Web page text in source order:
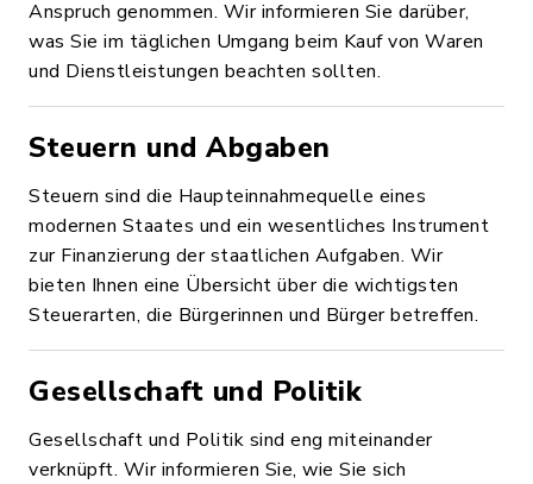
Anspruch genommen. Wir informieren Sie darüber,
was Sie im täglichen Umgang beim Kauf von Waren
und Dienstleistungen beachten sollten.
Steuern und Abgaben
Steuern sind die Haupteinnahmequelle eines
modernen Staates und ein wesentliches Instrument
zur Finanzierung der staatlichen Aufgaben. Wir
bieten Ihnen eine Übersicht über die wichtigsten
Steuerarten, die Bürgerinnen und Bürger betreffen.
Gesellschaft und Politik
Gesellschaft und Politik sind eng miteinander
verknüpft. Wir informieren Sie, wie Sie sich